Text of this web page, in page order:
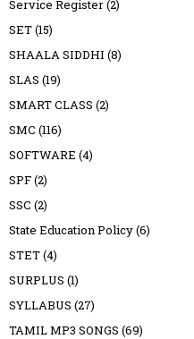
Service Register(2)
SET(15)
SHAALA SIDDHI (8)
SLAS (19)
SMART CLASS (2)
SMC (116)
SOFTWARE (4)
SPF(2)
SSC (2)
State Education Policy(6)
STET(4)
SURPLUS (1)
SYLLABUS (27)
TAMIL MP3 SONGS (69)